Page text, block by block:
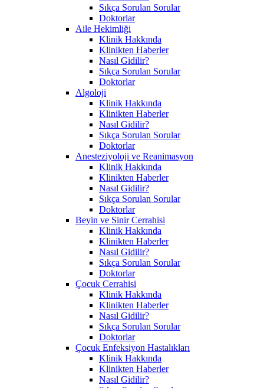
Sıkça Sorulan Sorular
Doktorlar
Aile Hekimliği
Klinik Hakkında
Klinikten Haberler
Nasıl Gidilir?
Sıkça Sorulan Sorular
Doktorlar
Algoloji
Klinik Hakkında
Klinikten Haberler
Nasıl Gidilir?
Sıkça Sorulan Sorular
Doktorlar
Anesteziyoloji ve Reanimasyon
Klinik Hakkında
Klinikten Haberler
Nasıl Gidilir?
Sıkça Sorulan Sorular
Doktorlar
Beyin ve Sinir Cerrahisi
Klinik Hakkında
Klinikten Haberler
Nasıl Gidilir?
Sıkça Sorulan Sorular
Doktorlar
Çocuk Cerrahisi
Klinik Hakkında
Klinikten Haberler
Nasıl Gidilir?
Sıkça Sorulan Sorular
Doktorlar
Çocuk Enfeksiyon Hastalıkları
Klinik Hakkında
Klinikten Haberler
Nasıl Gidilir?